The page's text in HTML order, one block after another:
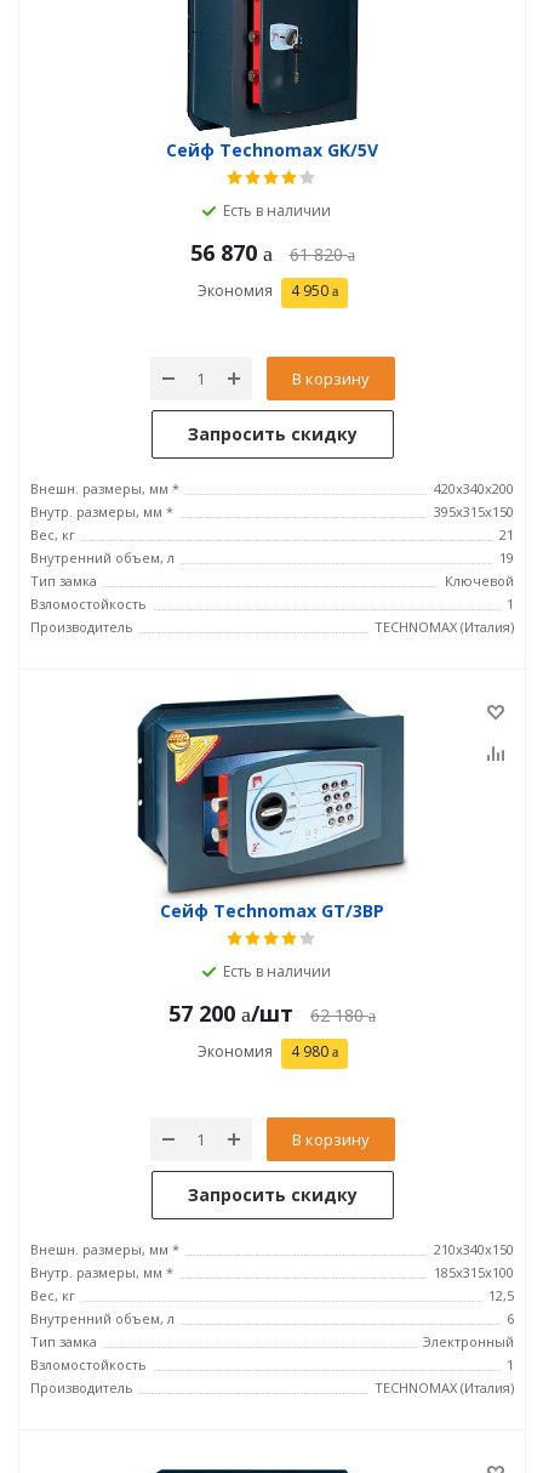
Сейф Technomax GK/5V
Есть в наличии
56 870 61 820
Экономия 4 950
В корзину
Запросить скидку
Внешн. размеры, мм *
420x340x200
Внутр. размеры, мм *
395х315х150
Вес, кг
21
Внутренний объем, л
19
Тип замка
Ключевой
Взломостойкость
1
Производитель
TECHNOMAX (Италия)
Сейф Technomax GT/3ВP
Есть в наличии
57 200 /шт 62 180
Экономия 4 980
В корзину
Запросить скидку
Внешн. размеры, мм *
210x340x150
Внутр. размеры, мм *
185х315х100
Вес, кг
12,5
Внутренний объем, л
6
Тип замка
Электронный
Взломостойкость
1
Производитель
TECHNOMAX (Италия)